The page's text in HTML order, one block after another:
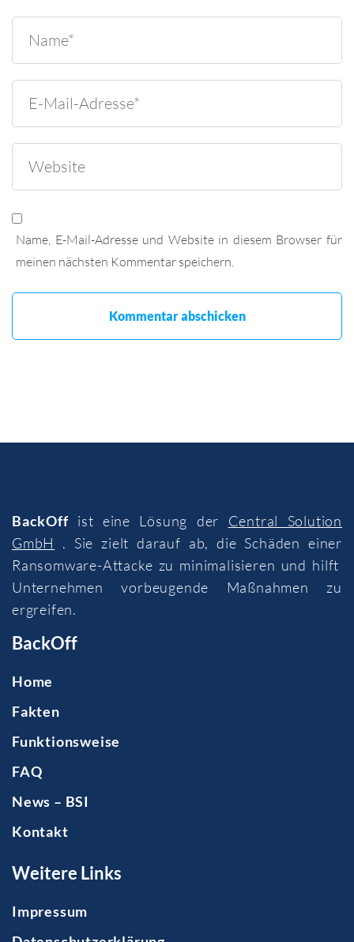
Name, E-Mail-Adresse und Website in diesem Browser für
meinen nächsten Kommentar speichern.
BackOffist eine Lösung der Central Solution
GmbH
. Sie zielt darauf ab, die Schäden einer
Ransomware-Attacke zu minimalisieren und hilft
Unternehmen vorbeugende Maßnahmen zu
ergreifen.
BackOff
Home
Fakten
Funktionsweise
FAQ
News – BSI
Kontakt
Weitere Links
Impressum